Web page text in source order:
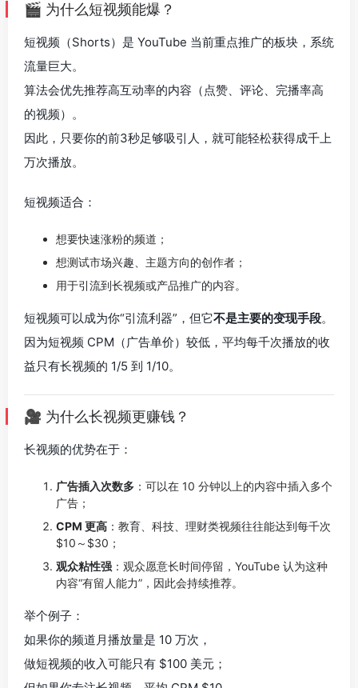
🎬 为什么短视频能爆？
短视频（Shorts）是 YouTube 当前重点推广的板块，系统
流量巨大。
算法会优先推荐高互动率的内容（点赞、评论、完播率高
的视频）。
因此，只要你的前3秒足够吸引人，就可能轻松获得成千上
万次播放。
短视频适合：
想要快速涨粉的频道；
想测试市场兴趣、主题方向的创作者；
用于引流到长视频或产品推广的内容。
短视频可以成为你“引流利器”，但它不是主要的变现手段。
因为短视频 CPM（广告单价）较低，平均每千次播放的收
益只有长视频的 1/5 到 1/10。
🎥 为什么长视频更赚钱？
长视频的优势在于：
广告插入次数多 ：可以在 10 分钟以上的内容中插入多个
广告；
CPM 更高 ：教育、科技、理财类视频往往能达到每千次
$10～$30；
观众粘性强 ：观众愿意长时间停留，YouTube 认为这种
内容“有留人能力”，因此会持续推荐。
举个例子：
如果你的频道月播放量是 10 万次，
做短视频的收入可能只有 $100 美元；